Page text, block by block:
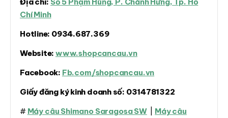
Chí Minh
Hotline: 0934.687.369
Website: www.shopcancau.vn
Facebook: Fb.com/shopcancau.vn
Giấy đăng ký kinh doanh số: 0314781322
# Máy câu Shimano Saragosa SW| Máy câu